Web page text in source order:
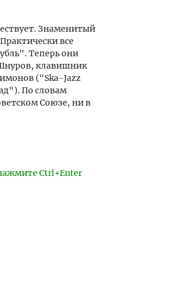
Знаменитый
все
Теперь они
Шнуров, клавишник
("Ska-Jazz
По словам
Союзе, ни в
Ctrl+Enter